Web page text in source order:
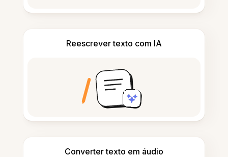
Reescrever texto com IA
Converter texto em áudio